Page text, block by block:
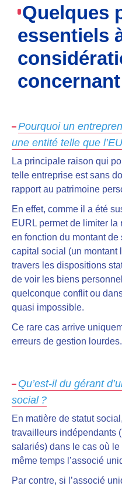
Quelques
essentiels
Pourquoi un
une entité telle que
La principale raison qui
telle entreprise est sans
rapport au patrimoine
En effet, comme il a été
EURL permet de limiter la
en fonction du montant de
capital social (un montant
travers les dispositions
de voir les biens
quelconque conflit ou
quasi impossible.
Ce rare cas arrive
erreurs de gestion lourdes.
Qu’est-il du gérant
social ?
En matière de statut social,
travailleurs indépendants
salariés) dans le cas où le
même temps l’associé
Par contre, si l’associé